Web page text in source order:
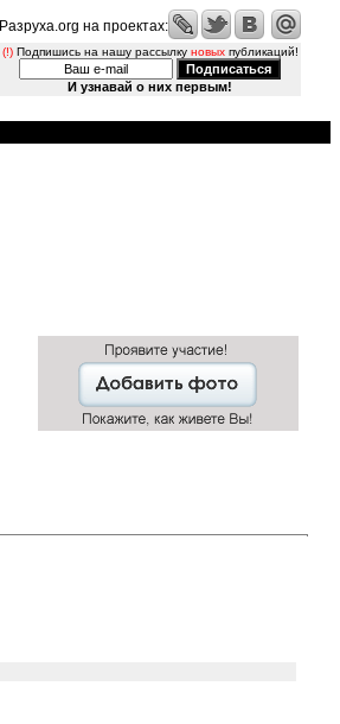
Разруха.org на проектах:
(!)Подпишись на нашу рассылку новыхпубликаций!
И узнавай о них первым!